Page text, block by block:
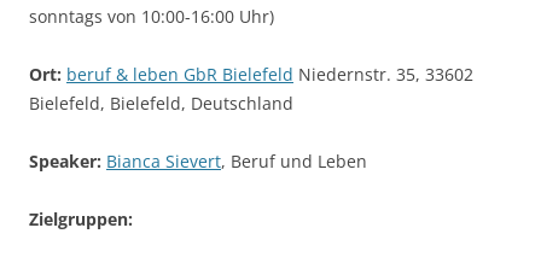
sonntags von 10:00-16:00 Uhr)
Ort: beruf & leben GbR Bielefeld Niedernstr. 35, 33602
Bielefeld, Bielefeld, Deutschland
Speaker: Bianca Sievert, Beruf und Leben
Zielgruppen: